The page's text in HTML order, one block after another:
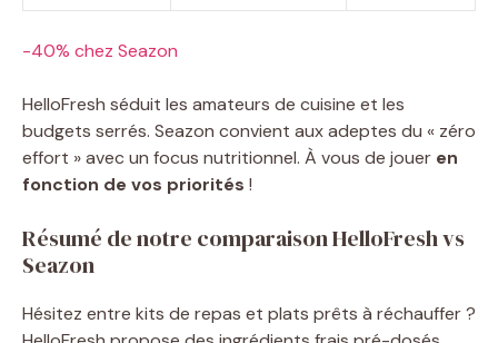
-40% chez Seazon
HelloFresh séduit les amateurs de cuisine et les
budgets serrés. Seazon convient aux adeptes du « zéro
effort » avec un focus nutritionnel. À vous de jouer en
fonction de vos priorités !
Résumé de notre comparaison HelloFresh vs
Seazon
Hésitez entre kits de repas et plats prêts à réchauffer ?